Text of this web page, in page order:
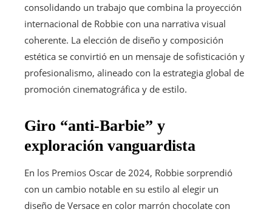
consolidando un trabajo que combina la proyección
internacional de Robbie con una narrativa visual
coherente. La elección de diseño y composición
estética se convirtió en un mensaje de sofisticación y
profesionalismo, alineado con la estrategia global de
promoción cinematográfica y de estilo.
Giro “anti-Barbie” y
exploración vanguardista
En los Premios Oscar de 2024, Robbie sorprendió
con un cambio notable en su estilo al elegir un
diseño de Versace en color marrón chocolate con